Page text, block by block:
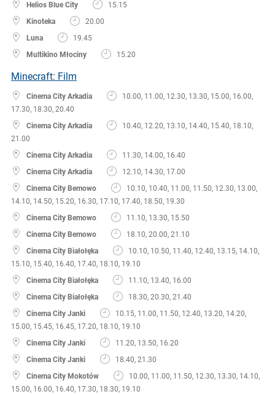
Helios Blue City
15.15
Kinoteka
20.00
Luna
19.45
Multikino Młociny
15.20
Minecraft: Film
Cinema City Arkadia
10.00, 11.00, 12.30, 13.30, 15.00, 16.00,
17.30, 18.30, 20.40
Cinema City Arkadia
10.40, 12.20, 13.10, 14.40, 15.40, 18.10,
21.00
Cinema City Arkadia
11.30, 14.00, 16.40
Cinema City Arkadia
12.10, 14.30, 17.00
Cinema City Bemowo
10.10, 10.40, 11.00, 11.50, 12.30, 13.00,
14.10, 14.50, 15.20, 16.30, 17.10, 17.40, 18.50, 19.30
Cinema City Bemowo
11.10, 13.30, 15.50
Cinema City Bemowo
18.10, 20.00, 21.10
Cinema City Białołęka
10.10, 10.50, 11.40, 12.40, 13.15, 14.10,
15.10, 15.40, 16.40, 17.40, 18.10, 19.10
Cinema City Białołęka
11.10, 13.40, 16.00
Cinema City Białołęka
18.30, 20.30, 21.40
Cinema City Janki
10.15, 11.00, 11.50, 12.40, 13.20, 14.20,
15.00, 15.45, 16.45, 17.20, 18.10, 19.10
Cinema City Janki
11.20, 13.50, 16.20
Cinema City Janki
18.40, 21.30
Cinema City Mokotów
10.00, 11.00, 11.50, 12.30, 13.30, 14.10,
15.00, 16.00, 16.40, 17.30, 18.30, 19.10